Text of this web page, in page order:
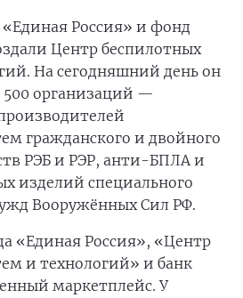
Россия» и фонд
Центр беспилотных
На сегодняшний день он
500 организаций —
гражданского и двойного
РЭБ и РЭР, анти-БПЛА и
изделий специального
Вооружённых Сил РФ.
«Единая Россия», «Центр
и технологий» и банк
маркетплейс. У